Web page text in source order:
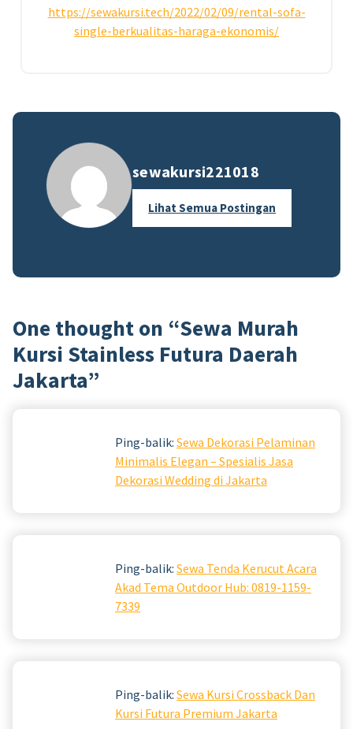
https://sewakursi.tech/2022/02/09/rental-sofa-
single-berkualitas-haraga-ekonomis/
sewakursi221018
Lihat Semua Postingan
One thought on “Sewa Murah
Kursi Stainless Futura Daerah
Jakarta”
Ping-balik: Sewa Dekorasi Pelaminan
Minimalis Elegan – Spesialis Jasa
Dekorasi Wedding di Jakarta
Ping-balik: Sewa Tenda Kerucut Acara
Akad Tema Outdoor Hub: 0819-1159-
7339
Ping-balik: Sewa Kursi Crossback Dan
Kursi Futura Premium Jakarta